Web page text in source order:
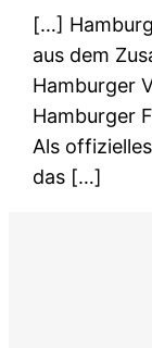
[…]
aus dem
Hamburger
Hamburger
Als
das […]